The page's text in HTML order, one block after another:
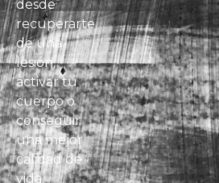
desde
recuperarte
de una
lesión,
activar tu
cuerpo o
conseguir
una mejor
calidad de
vida.